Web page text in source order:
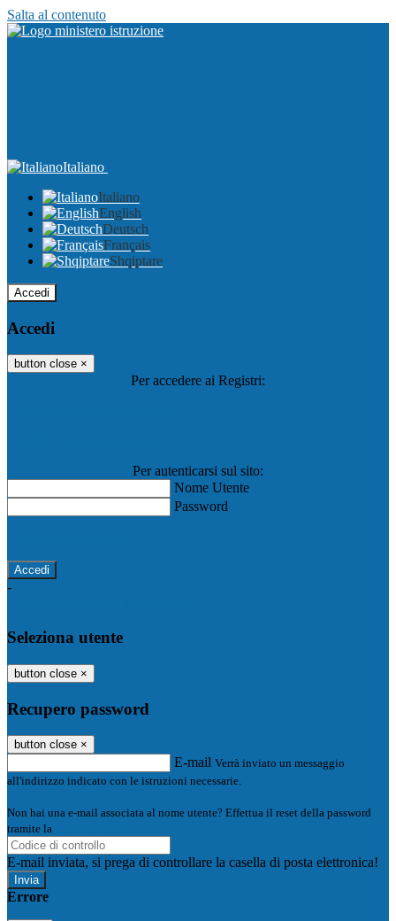
Salta al contenuto
Italiano
Italiano
English
Deutsch
Français
Shqiptare
Accedi
Accedi
button close ×
Per accedere ai Registri:
Per autenticarsi sul sito:
Nome Utente
Password
-
Seleziona utente
button close ×
Recupero password
button close ×
E-mail Verrà inviato un messaggio
all'indirizzo indicato con le istruzioni necessarie.
Non hai una e-mail associata al nome utente? Effettua il reset della password
tramite la
E-mail inviata, si prega di controllare la casella di posta elettronica!
Errore